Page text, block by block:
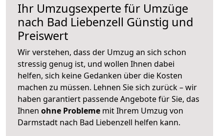
Ihr Umzugsexperte für Umzüge
nach Bad Liebenzell Günstig und
Preiswert
Wir verstehen, dass der Umzug an sich schon
stressig genug ist, und wollen Ihnen dabei
helfen, sich keine Gedanken über die Kosten
machen zu müssen. Lehnen Sie sich zurück – wir
haben garantiert passende Angebote für Sie, das
Ihnen ohne Probleme mit Ihrem Umzug von
Darmstadt nach Bad Liebenzell helfen kann.